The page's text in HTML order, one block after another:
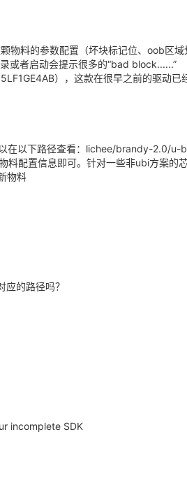
resource）所分配的空间大小，只需
物料的参数配置（坏块标记位、oob区
或者启动会提示很多的“bad block......”
），这款在很早之前的驱动已
在以下路径查看：lichee/brandy-2.0/u-
配置信息即可。针对一些非ubi方案的芯
物料
的路径吗？
incomplete SDK